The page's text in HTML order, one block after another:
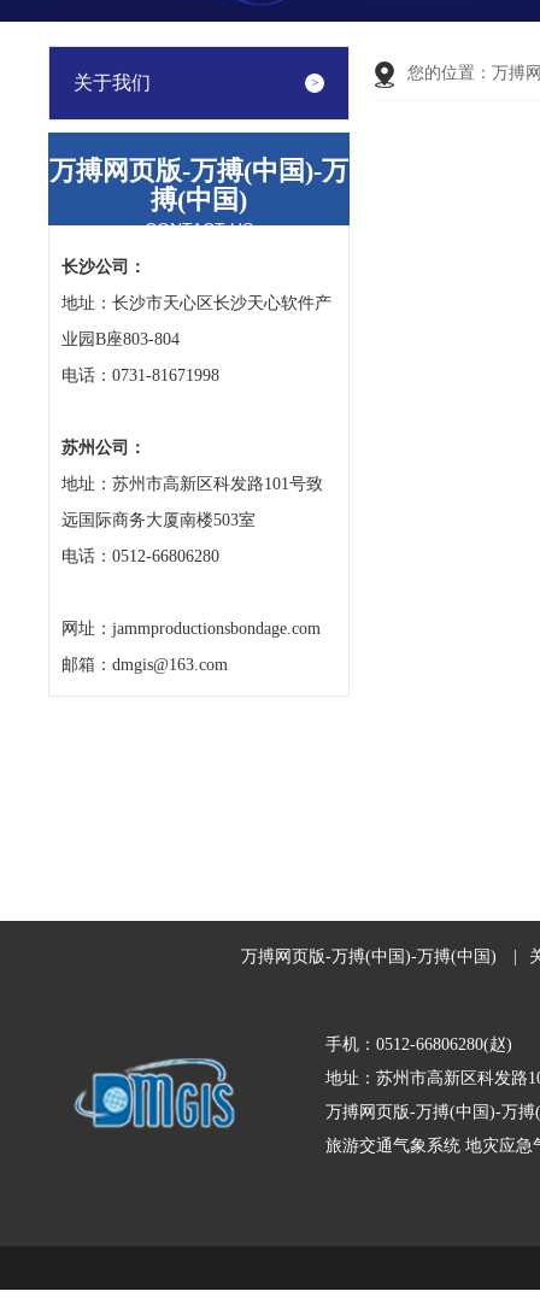
关于我们
万搏网页版-万搏(中国)-万
搏(中国)
CONTACT US
长沙公司：
地址：长沙市天心区长沙天心软件产
业园B座803-804
电话：0731-81671998
苏州公司：
地址：苏州市高新区科发路101号致
远国际商务大厦南楼503室
电话：0512-66806280
网址：jammproductionsbondage.com
邮箱：dmgis@163.com
您的位置： 万搏
万搏网页版-万搏(中国)-万搏(中国)
手机：0512-66806280(赵)
地址：苏州市高新区科发路
万搏网页版-万搏(中国)-万
旅游交通气象系统 地灾应急